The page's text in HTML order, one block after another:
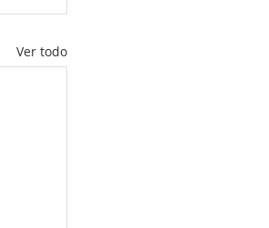
Ver todo